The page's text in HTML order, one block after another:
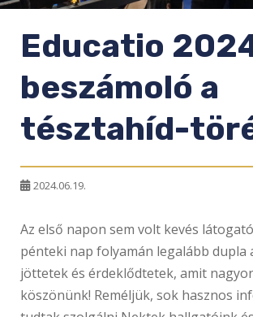
Educatio 2024 –
beszámoló a
tésztahíd-
2024.06.19.
Az első napon sem volt kevés
pénteki nap folyamán legalább dupla
jöttetek és érdeklődtetek, amit
köszönünk! Reméljük, sok hasznos